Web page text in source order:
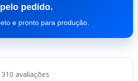
pelo pedido.
e pronto para produção.
310 avaliações